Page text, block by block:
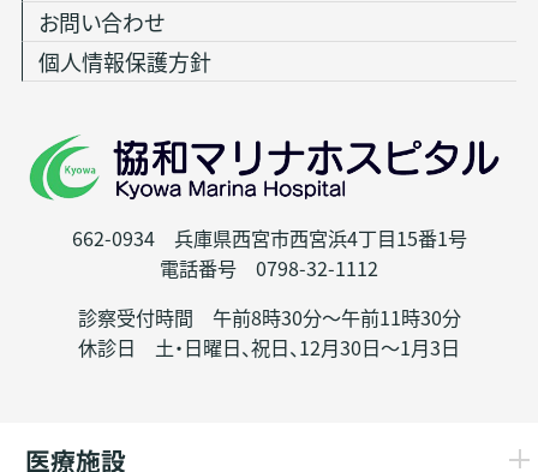
662-0934 兵庫県西宮市西宮浜4丁目15番1号
電話番号 0798-32-1112
診察受付時間 午前8時30分～午前11時30分
休診日 土・日曜日、祝日、12月30日～1月3日
お問い合わせ
個人情報保護方針
医療施設